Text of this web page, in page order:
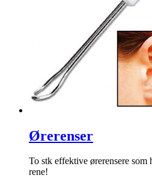
Ørerenser
To stk effektive ørerensere som
rene!